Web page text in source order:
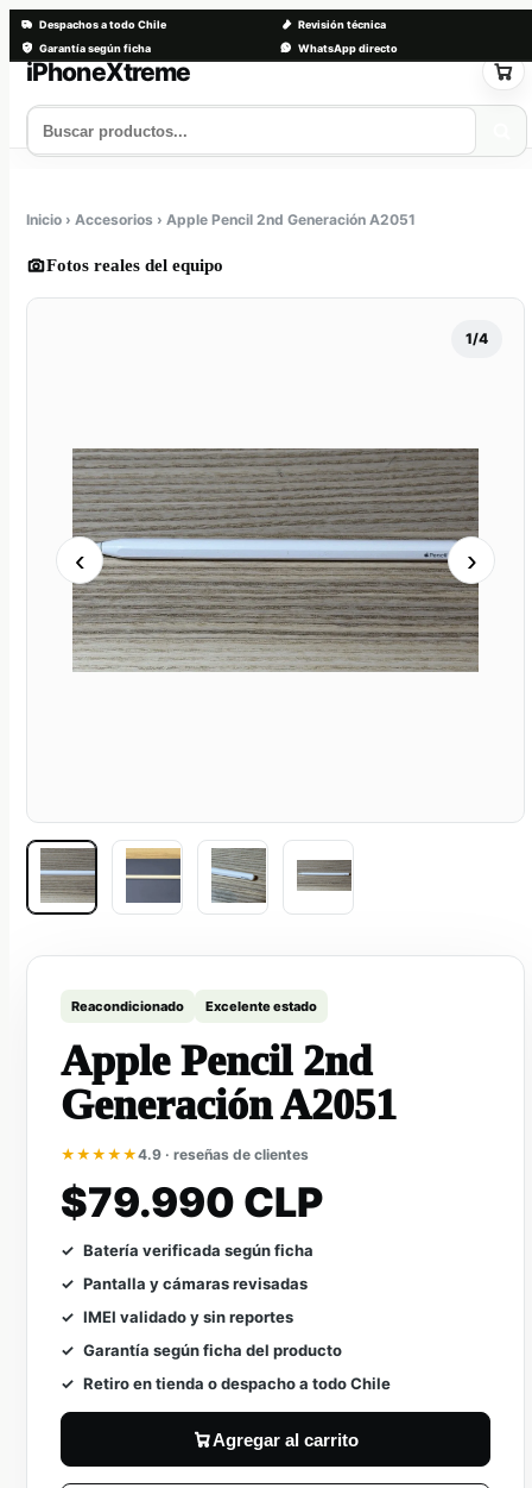
Despachos a todo Chile
Revisión técnica
Garantía según ficha
WhatsApp directo
Saltar
contenido
Inicio › Accesorios › Apple Pencil 2nd Generación A2051
Fotos reales del equipo
‹ ›
1/4
Reacondicionado Excelente estado
Apple Pencil 2nd
Generación A2051
★★★★★4.9 · reseñas de clientes
$79.990 CLP
Batería verificada según ficha
Pantalla y cámaras revisadas
IMEI validado y sin reportes
Garantía según ficha del producto
Retiro en tienda o despacho a todo Chile
Agregar al carrito